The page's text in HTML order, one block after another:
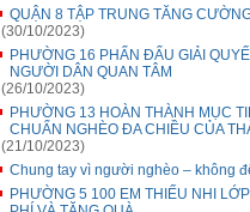
QUẬN 8 TẬP TRUNG TĂNG
(30/10/2023)
PHƯỜNG 16 PHẤN ĐẤU GIẢI
NGƯỜI DÂN QUAN TÂM
(26/10/2023)
PHƯỜNG 13 HOÀN THÀNH MỤC
CHUẨN NGHÈO ĐA CHIỀU CỦA
(21/10/2023)
Chung tay vì người nghèo – không
PHƯỜNG 5 100 EM THIẾU NHI